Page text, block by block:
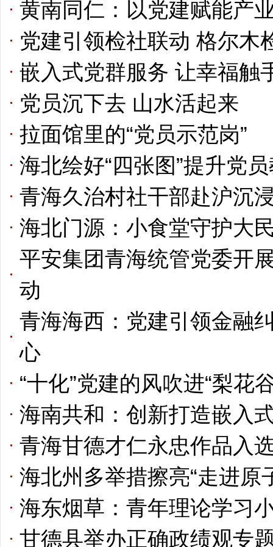
黄南同仁：以党建赋能产
党建引领检社联动 格尔木
嵌入式党群服务 让幸福触
党员沉下去 山水活起来
拉面馆里的“党员示范岗”
海北绘好“四张图”提升党
青海久治村社干部赴沪沉
海北门源：小食堂守护大
平安集团青海统管党委开
动
青海海西：党建引领金融
心
“十化”党建的风吹进“梨花
海南共和：创新打造嵌入
青海甘德才仁永忠作品入
海北州多举措擦亮“走进原
海东烟草：青年理论学习
甘德县举办正确政绩观专